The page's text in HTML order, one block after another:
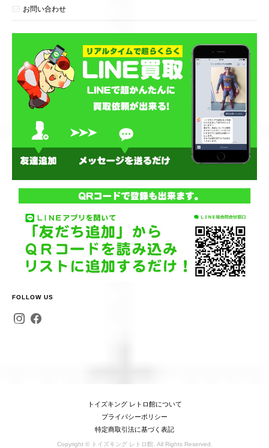
お問い合わせ
FOLLOW US
トイズキング レトロ館について
プライバシーポリシー
特定商取引法に基づく表記
Copyright © トイズキング レトロ館. All Rights Reserved.